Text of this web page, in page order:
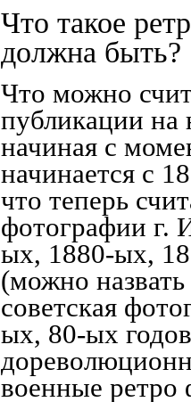
Что такое
должна быть?
Что можно
публикации
начиная c
начинается с
что теперь
фотографии г.
ых, 1880-ых,
(можно
советская
ых, 80-ых
военные ретро